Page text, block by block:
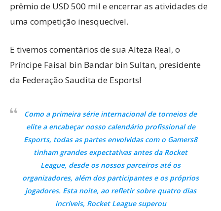
prêmio de USD 500 mil e encerrar as atividades de
uma competição inesquecível.
E tivemos comentários de sua Alteza Real, o
Príncipe Faisal bin Bandar bin Sultan, presidente
da Federação Saudita de Esports!
Como a primeira série internacional de torneios de
elite a encabeçar nosso calendário profissional de
Esports, todas as partes envolvidas com o Gamers8
tinham grandes expectativas antes da Rocket
League, desde os nossos parceiros até os
organizadores, além dos participantes e os próprios
jogadores. Esta noite, ao refletir sobre quatro dias
incríveis, Rocket League superou